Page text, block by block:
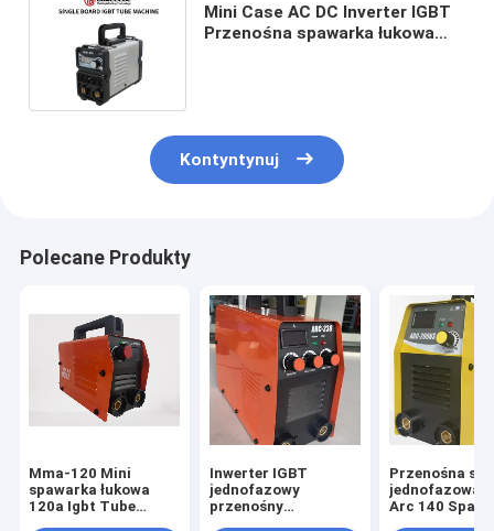
Mini Case AC DC Inverter IGBT
Przenośna spawarka łukowa
Kontyntynuj
Polecane Produkty
Mma-120 Mini
spawarka łukowa
120a Igbt Tube
Inwerter IGBT
jednofazowy
przenośny
Przenośna
jednofazowa
Arc 140